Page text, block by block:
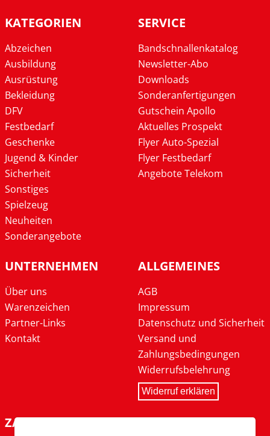
KATEGORIEN
Abzeichen
Ausbildung
Ausrüstung
Bekleidung
DFV
Festbedarf
Geschenke
Jugend & Kinder
Sicherheit
Sonstiges
Spielzeug
Neuheiten
Sonderangebote
SERVICE
Bandschnallenkatalog
Newsletter-Abo
Downloads
Sonderanfertigungen
Gutschein Apollo
Aktuelles Prospekt
Flyer Auto-Spezial
Flyer Festbedarf
Angebote Telekom
UNTERNEHMEN
Über uns
Warenzeichen
Partner-Links
Kontakt
ALLGEMEINES
AGB
Impressum
Datenschutz und Sicherheit
Versand und
Zahlungsbedingungen
Widerrufsbelehrung
Widerruf erklären
ZAHLARTEN